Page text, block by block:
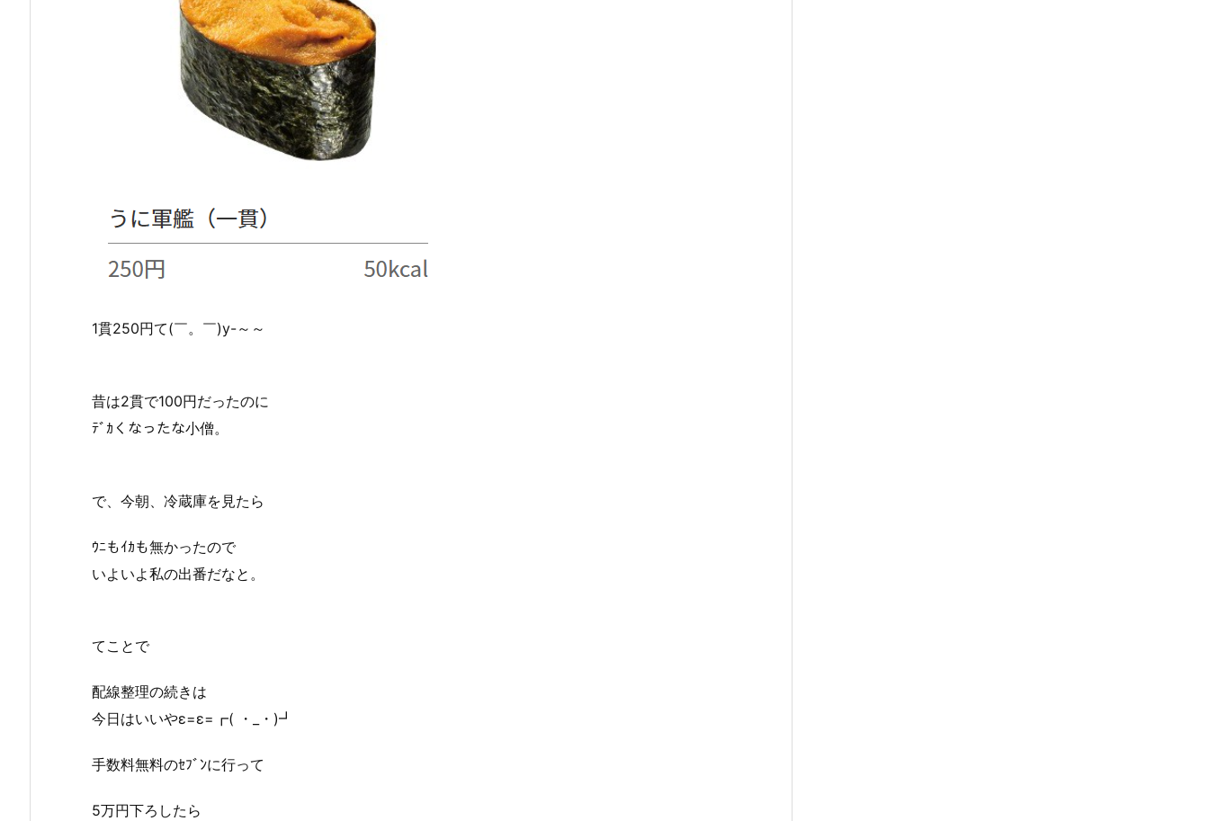
1貫250円て(￣。￣)y-～～
昔は2貫で100円だったのに
ﾃﾞｶくなったな小僧。
で、今朝、冷蔵庫を見たら
ｳﾆもｲｶも無かったので
いよいよ私の出番だなと。
てことで
配線整理の続きは
今日はいいやε=ε=┏( ・_・)┛
手数料無料のｾﾌﾞﾝに行って
5万円下ろしたら